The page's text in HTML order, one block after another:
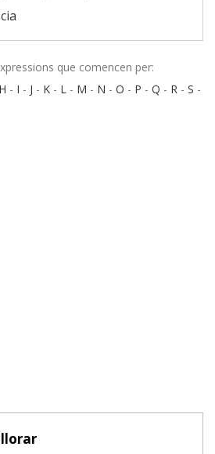
que comencen per:
H - I - J - K - L - M - N - O - P - Q - R - S -